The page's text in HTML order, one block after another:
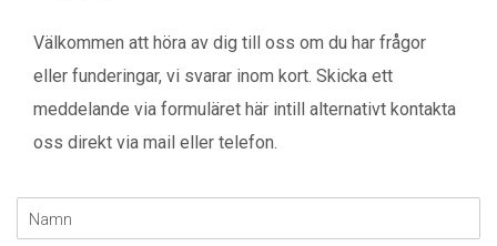
Välkommen att höra av dig till oss om du har frågor
eller funderingar, vi svarar inom kort. Skicka ett
meddelande via formuläret här intill alternativt kontakta
oss direkt via mail eller telefon.